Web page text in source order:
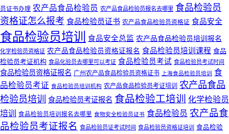
员证书办理 农产品食品检验员 农产品食品检验员报名去哪里 食品检验员
资格证怎么报考 食品检验员证书 农产品食品检验员资格证 食品安全
食品检验员培训 食品安全总监 农产品食品检验员培训报名
化学检验员资格证 农产品食品检验员资格证报名 食品检验员培训课程 食品
检验员考证机构 食品化验员去哪里可以考证 食品检验员考试 食品检验员考试时间
食品检验员资格证报名 广州农产品食品检验员资格证书 上海食品检验员培训 食
品检验员考证 食品检验员培训机构 农产品食品检验员考证培训 农产品食品
检验员培训
食品检验员考证报名 食品检验工培训
化学检验员
培训
食品检验员培训报名去哪里 食物安全检验员证书 食品检验员 农产品食
品检验员考证报名 食品检验员证考试时间 食品检验员资格证培训
食品检验